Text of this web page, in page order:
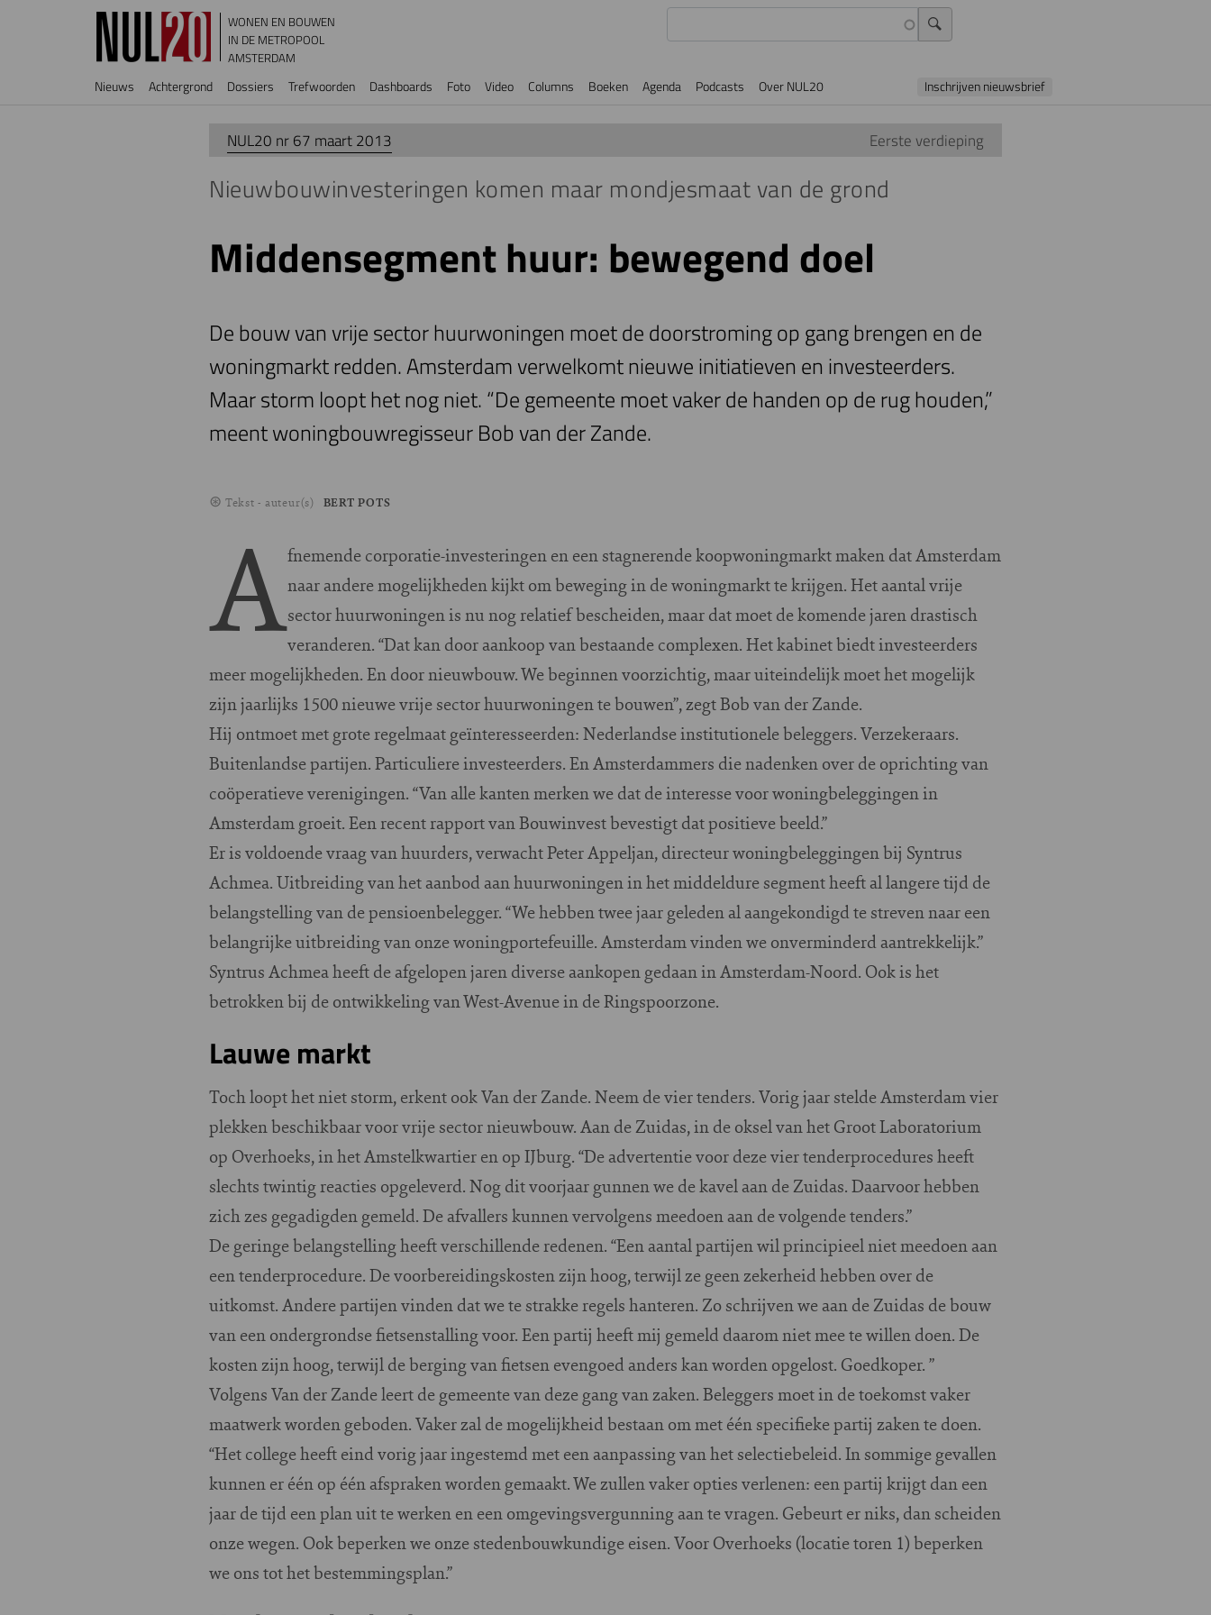
Overslaan en naar de inhoud gaan
WONEN EN BOUWEN
IN DE METROPOOL
AMSTERDAM
Hoofdnavigatie
Nieuws Achtergrond Dossiers Trefwoorden Dashboards Foto Video Columns Boeken Agenda Podcasts Over NUL20 Inschrijven nieuwsbrief
NUL20 nr 67 maart 2013 Eerste verdieping
Nieuwbouwinvesteringen komen maar mondjesmaat van de grond
Middensegment huur: bewegend doel
De bouw van vrije sector huurwoningen moet de doorstroming op gang brengen en de
woningmarkt redden. Amsterdam verwelkomt nieuwe initiatieven en investeerders.
Maar storm loopt het nog niet. “De gemeente moet vaker de handen op de rug houden,”
meent woningbouwregisseur Bob van der Zande.
Tekst - auteur(s) BERT POTS
Afnemende corporatie-investeringen en een stagnerende koopwoningmarkt maken dat Amsterdam
naar andere mogelijkheden kijkt om beweging in de woningmarkt te krijgen. Het aantal vrije
sector huurwoningen is nu nog relatief bescheiden, maar dat moet de komende jaren drastisch
veranderen. “Dat kan door aankoop van bestaande complexen. Het kabinet biedt investeerders
meer mogelijkheden. En door nieuwbouw. We beginnen voorzichtig, maar uiteindelijk moet het mogelijk
zijn jaarlijks 1500 nieuwe vrije sector huurwoningen te bouwen”, zegt Bob van der Zande.
Hij ontmoet met grote regelmaat geïnteresseerden: Nederlandse institutionele beleggers. Verzekeraars.
Buitenlandse partijen. Particuliere investeerders. En Amsterdammers die nadenken over de oprichting van
coöperatieve verenigingen. “Van alle kanten merken we dat de interesse voor woningbeleggingen in
Amsterdam groeit. Een recent rapport van Bouwinvest bevestigt dat positieve beeld.”
Er is voldoende vraag van huurders, verwacht Peter Appeljan, directeur woningbeleggingen bij Syntrus
Achmea. Uitbreiding van het aanbod aan huurwoningen in het middeldure segment heeft al langere tijd de
belangstelling van de pensioenbelegger. “We hebben twee jaar geleden al aangekondigd te streven naar een
belangrijke uitbreiding van onze woningportefeuille. Amsterdam vinden we onverminderd aantrekkelijk.”
Syntrus Achmea heeft de afgelopen jaren diverse aankopen gedaan in Amsterdam-Noord. Ook is het
betrokken bij de ontwikkeling van West-Avenue in de Ringspoorzone.
Lauwe markt
Toch loopt het niet storm, erkent ook Van der Zande. Neem de vier tenders. Vorig jaar stelde Amsterdam vier
plekken beschikbaar voor vrije sector nieuwbouw. Aan de Zuidas, in de oksel van het Groot Laboratorium
op Overhoeks, in het Amstelkwartier en op IJburg. “De advertentie voor deze vier tenderprocedures heeft
slechts twintig reacties opgeleverd. Nog dit voorjaar gunnen we de kavel aan de Zuidas. Daarvoor hebben
zich zes gegadigden gemeld. De afvallers kunnen vervolgens meedoen aan de volgende tenders.”
De geringe belangstelling heeft verschillende redenen. “Een aantal partijen wil principieel niet meedoen aan
een tenderprocedure. De voorbereidingskosten zijn hoog, terwijl ze geen zekerheid hebben over de
uitkomst. Andere partijen vinden dat we te strakke regels hanteren. Zo schrijven we aan de Zuidas de bouw
van een ondergrondse fietsenstalling voor. Een partij heeft mij gemeld daarom niet mee te willen doen. De
kosten zijn hoog, terwijl de berging van fietsen evengoed anders kan worden opgelost. Goedkoper. ”
Volgens Van der Zande leert de gemeente van deze gang van zaken. Beleggers moet in de toekomst vaker
maatwerk worden geboden. Vaker zal de mogelijkheid bestaan om met één specifieke partij zaken te doen.
“Het college heeft eind vorig jaar ingestemd met een aanpassing van het selectiebeleid. In sommige gevallen
kunnen er één op één afspraken worden gemaakt. We zullen vaker opties verlenen: een partij krijgt dan een
jaar de tijd een plan uit te werken en een omgevingsvergunning aan te vragen. Gebeurt er niks, dan scheiden
onze wegen. Ook beperken we onze stedenbouwkundige eisen. Voor Overhoeks (locatie toren 1) beperken
we ons tot het bestemmingsplan.”